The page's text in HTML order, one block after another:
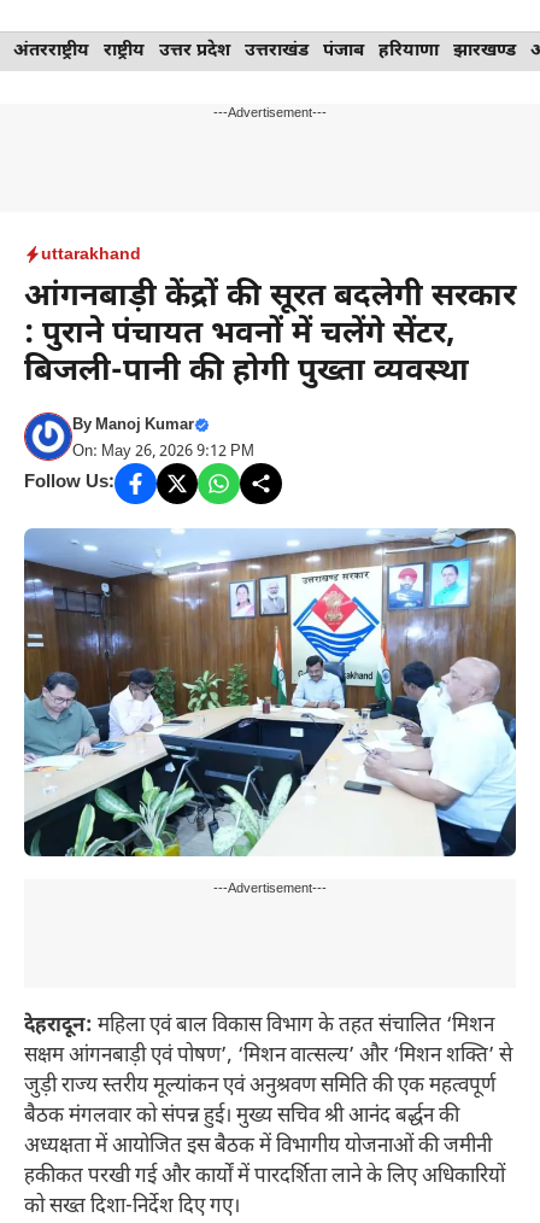
Skip
to
अंतरराष्ट्रीय राष्ट्रीय उत्तर प्रदेश उत्तराखंड पंजाब हरियाणा झारखण्ड
---Advertisement---
uttarakhand
आंगनबाड़ी केंद्रों की सूरत बदलेगी सरकार
: पुराने पंचायत भवनों में चलेंगे सेंटर,
बिजली-पानी की होगी पुख्ता व्यवस्था
ByManoj Kumar
On: May 26, 2026 9:12 PM
Follow Us:
---Advertisement---
देहरादून: महिला एवं बाल विकास विभाग के तहत संचालित ‘मिशन
सक्षम आंगनबाड़ी एवं पोषण’, ‘मिशन वात्सल्य’ और ‘मिशन शक्ति’ से
जुड़ी राज्य स्तरीय मूल्यांकन एवं अनुश्रवण समिति की एक महत्वपूर्ण
बैठक मंगलवार को संपन्न हुई। मुख्य सचिव श्री आनंद बर्द्धन की
अध्यक्षता में आयोजित इस बैठक में विभागीय योजनाओं की जमीनी
हकीकत परखी गई और कार्यों में पारदर्शिता लाने के लिए अधिकारियों
को सख्त दिशा-निर्देश दिए गए।